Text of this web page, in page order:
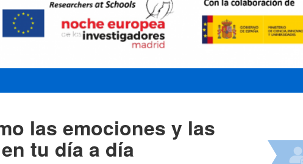
las emociones y las
tu día a día